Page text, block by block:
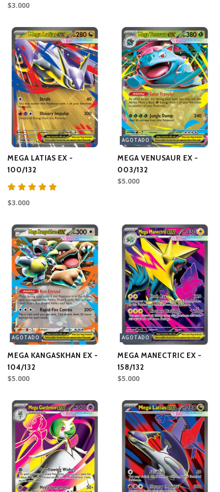
$3.000
MEGA LATIAS EX -
100/132
$3.000
AGOTADO
MEGA VENUSAUR EX -
003/132
$5.000
AGOTADO
MEGA KANGASKHAN EX -
104/132
$5.000
AGOTADO
MEGA MANECTRIC EX -
158/132
$5.000